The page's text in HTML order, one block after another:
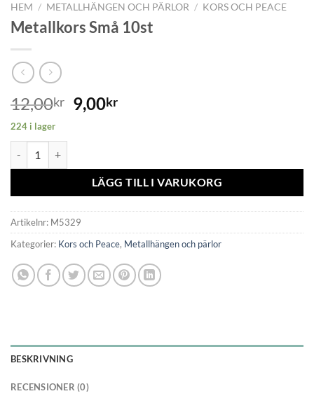
HEM / METALLHÄNGEN OCH PÄRLOR / KORS OCH PEACE
Metallkors Små 10st
12,00kr 9,00kr
224 i lager
LÄGG TILL I VARUKORG
Artikelnr: M5329
Kategorier: Kors och Peace, Metallhängen och pärlor
BESKRIVNING
RECENSIONER (0)